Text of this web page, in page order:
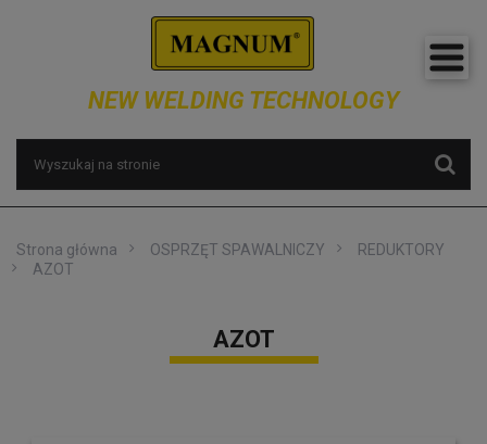
NEW WELDING TECHNOLOGY
Strona główna OSPRZĘT SPAWALNICZY
REDUKTORY
AZOT
AZOT